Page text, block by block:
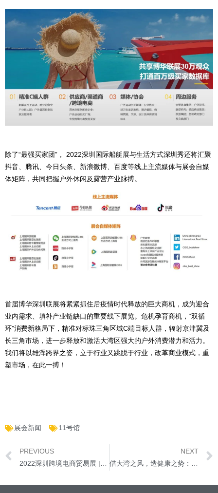
除了“最强买家团”， 2022深圳国际船艇展与生活方式深圳秀还将汇聚
抖音、腾讯、今日头条、新浪微博、百度等线上主流媒体与展会自媒
体矩阵，共同把握户外休闲及露营产业脉搏。
首届博华深圳联展将紧紧抓住后疫情时代释放的巨大商机，成为迎合
业内需求、填补产业链缺口的重要线下展览。危机孕育商机，“双循
环”消费新格局下，精准对标珠三角区域C端目标人群，辐射京津冀及
长三角市场，进一步释放和激活大湾区强大的户外消费潜力和活力。
我们将以雄浑跨界之姿，立于行业又跳脱于行业，改革商业模式，重
塑市场，在此一搏！
展会新闻 11号馆
PREVIOUS
2022深圳跨境电商贸易展 | 跨境电商龙头宝地，新生力量筑巢引凤
NEXT
借大湾之风，造健康之势：2022深圳国际营养与健康产业展蓄势待发